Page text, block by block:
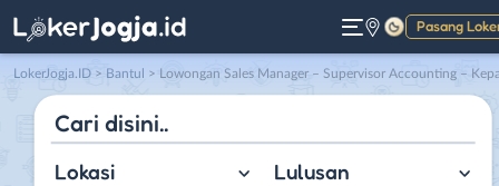
Pasang
Gelap
LokerJogja.ID > Bantul > Lowongan Sales Manager – Supervisor Accounting – Kepala Gudang – Admin Gudang/Sales – Digital Marketing di CV. Agung Jaya
Lokasi Lulusan